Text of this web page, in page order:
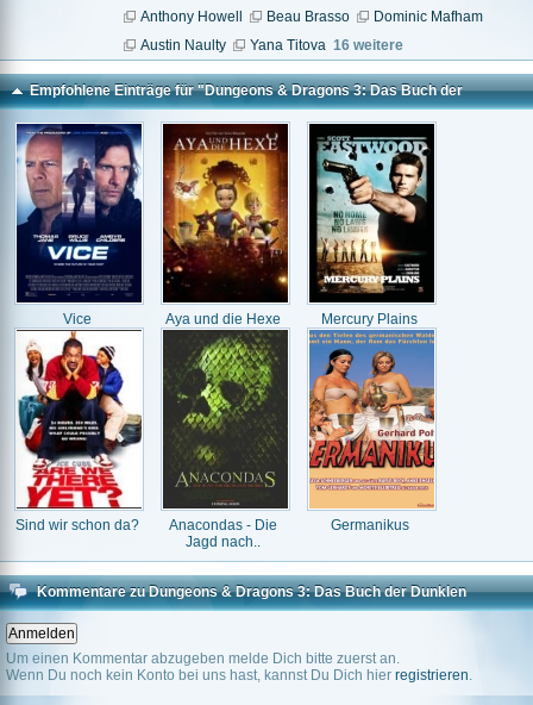
Anthony Howell
Beau Brasso
Dominic Mafham
Austin Naulty
Yana Titova 16 weitere
Empfohlene Einträge für "Dungeons & Dragons 3: Das Buch der
Dunklen Schatten"
Vice Aya und die Hexe Mercury Plains
Sind wir schon da?
Anacondas - Die
Jagd nach..
Germanikus
Kommentare zu Dungeons & Dragons 3: Das Buch der Dunklen
Schatten
Um einen Kommentar abzugeben melde Dich bitte zuerst an.
Wenn Du noch kein Konto bei uns hast, kannst Du Dich hier registrieren.